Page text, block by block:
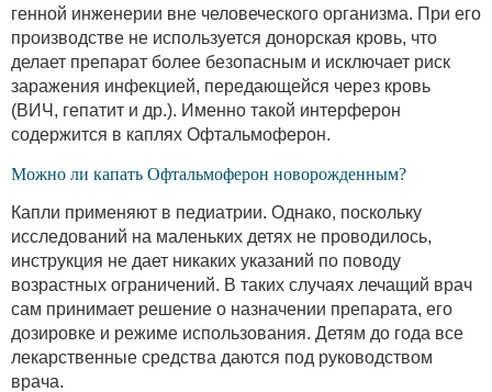
генной инженерии вне человеческого организма. При его
производстве не используется донорская кровь, что
делает препарат более безопасным и исключает риск
заражения инфекцией, передающейся через кровь
(ВИЧ, гепатит и др.). Именно такой интерферон
содержится в каплях Офтальмоферон.
Можно ли капать Офтальмоферон новорожденным?
Капли применяют в педиатрии. Однако, поскольку
исследований на маленьких детях не проводилось,
инструкция не дает никаких указаний по поводу
возрастных ограничений. В таких случаях лечащий врач
сам принимает решение о назначении препарата, его
дозировке и режиме использования. Детям до года все
лекарственные средства даются под руководством
врача.